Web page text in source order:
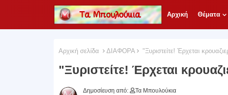
Αρχική Θέματα
Αρχική σελίδα ΔΙΑΦΟΡΑ "Ξυριστείτε! Έρχεται
"Ξυριστείτε! Έρχεται
Δημοσίευση από:
Τα Μπουλούκια